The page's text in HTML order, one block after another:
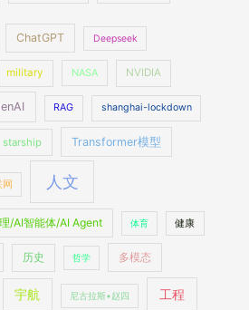
ChatGPT Deepseek
military NASA NVIDIA
RAG shanghai-lockdown
starship Transformer模型
网 人文
/AI智能体/AI Agent 体育 健康
历史 哲学 多模态
宇航 尼古拉斯•赵四 工程